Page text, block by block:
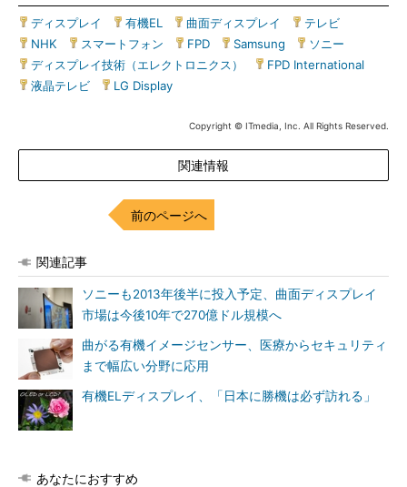
ディスプレイ 有機EL 曲面ディスプレイ テレビ
NHK
スマートフォン FPD Samsung ソニー
ディスプレイ技術（エレクトロニクス）
FPD International
液晶テレビ
LG Display
Copyright © ITmedia, Inc. All Rights Reserved.
関連情報
前のページへ
関連記事
ソニーも2013年後半に投入予定、曲面ディスプレイ
市場は今後10年で270億ドル規模へ
曲がる有機イメージセンサー、医療からセキュリティ
まで幅広い分野に応用
有機ELディスプレイ、「日本に勝機は必ず訪れる」
あなたにおすすめ